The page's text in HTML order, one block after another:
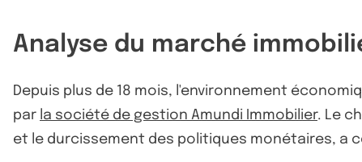
Analyse du marché
Depuis plus de 18 mois, l'environnement
par la société de gestion Amundi Immobilier. Le
et le durcissement des politiques monétaires, a